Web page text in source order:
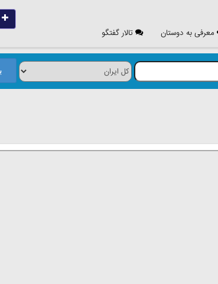
معرفی به دوستان تالار گفتگو